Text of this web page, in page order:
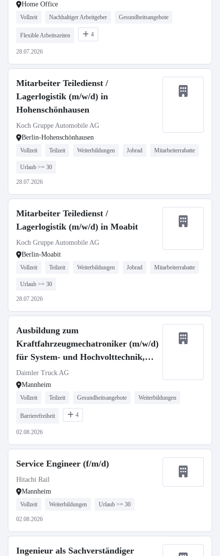
Home Office
Vollzeit Nachhaltiger Arbeitgeber Gesundheitsangebote
Flexible Arbeitszeiten 4
28.07.2026
Mitarbeiter Teiledienst /
Lagerlogistik (m/w/d) in
Hohenschönhausen
Koch Gruppe Automobile AG
Berlin-Hohenschönhausen
Vollzeit Teilzeit Weiterbildungen Jobrad Mitarbeiterrabatte
Urlaub >= 30
28.07.2026
Mitarbeiter Teiledienst /
Lagerlogistik (m/w/d) in Moabit
Koch Gruppe Automobile AG
Berlin-Moabit
Vollzeit Teilzeit Weiterbildungen Jobrad Mitarbeiterrabatte
Urlaub >= 30
28.07.2026
Ausbildung zum
Kraftfahrzeugmechatroniker (m/w/d)
für System- und Hochvolttechnik,
Daimler Truck AG
Daimler Truck AG
Mannheim
Vollzeit Teilzeit Gesundheitsangebote Weiterbildungen
Barrierefreiheit 4
02.08.2026
Service Engineer (f/m/d)
Hitachi Rail
Mannheim
Vollzeit Weiterbildungen Urlaub >= 30
02.08.2026
Ingenieur als Sachverständiger